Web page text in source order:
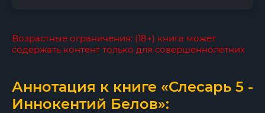
Возрастные ограничения: (18+) книга может
содержать контент только для совершеннолетних
Аннотация к книге «Слесарь 5 -
Иннокентий Белов»: